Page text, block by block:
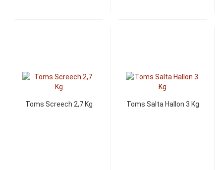
Toms Screech 2,7 Kg Toms Salta Hallon 3 Kg